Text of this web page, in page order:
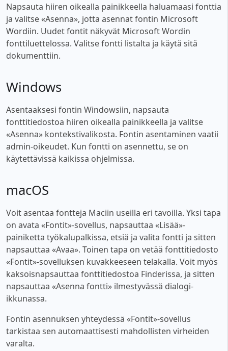
Napsauta hiiren oikealla painikkeella haluamaasi fonttia
ja valitse «Asenna», jotta asennat fontin Microsoft
Wordiin. Uudet fontit näkyvät Microsoft Wordin
fonttiluettelossa. Valitse fontti listalta ja käytä sitä
dokumenttiin.
Windows
Asentaaksesi fontin Windowsiin, napsauta
fonttitiedostoa hiiren oikealla painikkeella ja valitse
«Asenna» kontekstivalikosta. Fontin asentaminen vaatii
admin-oikeudet. Kun fontti on asennettu, se on
käytettävissä kaikissa ohjelmissa.
macOS
Voit asentaa fontteja Maciin useilla eri tavoilla. Yksi tapa
on avata «Fontit»-sovellus, napsauttaa «Lisää»-
painiketta työkalupalkissa, etsiä ja valita fontti ja sitten
napsauttaa «Avaa». Toinen tapa on vetää fonttitiedosto
«Fontit»-sovelluksen kuvakkeeseen telakalla. Voit myös
kaksoisnapsauttaa fonttitiedostoa Finderissa, ja sitten
napsauttaa «Asenna fontti» ilmestyvässä dialogi-
ikkunassa.
Fontin asennuksen yhteydessä «Fontit»-sovellus
tarkistaa sen automaattisesti mahdollisten virheiden
varalta.